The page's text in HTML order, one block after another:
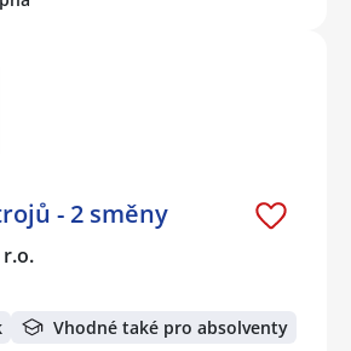
- 2 směny
r.o.
Vhodné také pro absolventy